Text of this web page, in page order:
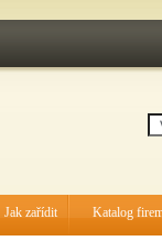
Jak zařídit Katalog